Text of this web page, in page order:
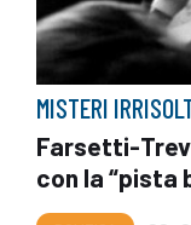
MISTERI
Farsetti-
con la “pista